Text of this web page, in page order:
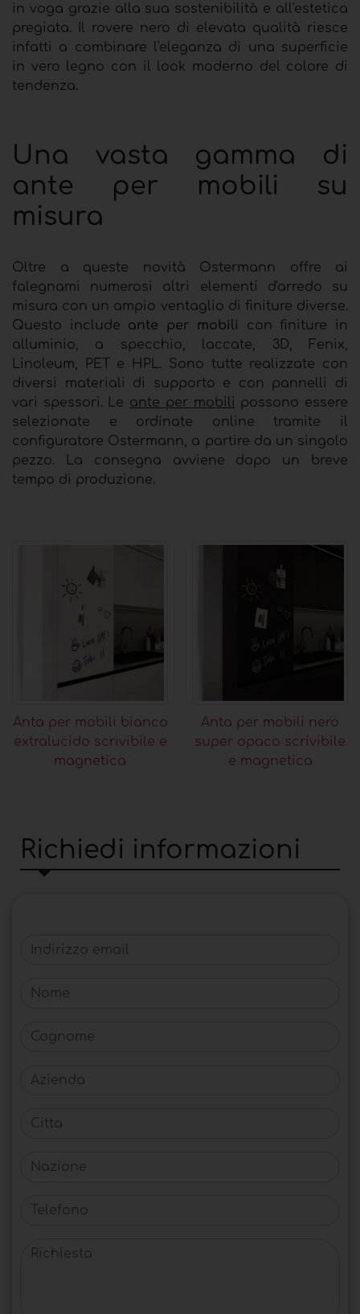
in voga grazie alla sua sostenibilità e all'estetica
pregiata. Il rovere nero di elevata qualità riesce
infatti a combinare l'eleganza di una superficie
in vero legno con il look moderno del colore di
tendenza.
Una vasta gamma di
ante per mobili su
misura
Oltre a queste novità Ostermann offre ai
falegnami numerosi altri elementi d'arredo su
misura con un ampio ventaglio di finiture diverse.
Questo include ante per mobili con finiture in
alluminio, a specchio, laccate, 3D, Fenix,
Linoleum, PET e HPL. Sono tutte realizzate con
diversi materiali di supporto e con pannelli di
vari spessori. Le ante per mobili possono essere
selezionate e ordinate online tramite il
configuratore Ostermann, a partire da un singolo
pezzo. La consegna avviene dopo un breve
tempo di produzione.
Anta per mobili bianco
extralucido scrivibile e
magnetica
Anta per mobili nero
super opaco scrivibile
e magnetica
Richiedi informazioni
Indirizzo email
Nome
Cognome
Azienda
Citta
Nazione
Telefono
Richiesta